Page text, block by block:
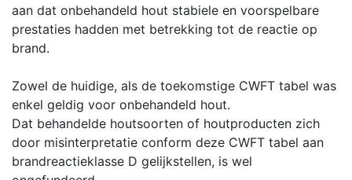
aan dat onbehandeld hout stabiele en voorspelbare
prestaties hadden met betrekking tot de reactie op
brand.
Zowel de huidige, als de toekomstige CWFT tabel was
enkel geldig voor onbehandeld hout.
Dat behandelde houtsoorten of houtproducten zich
door misinterpretatie conform deze CWFT tabel aan
brandreactieklasse D gelijkstellen, is wel